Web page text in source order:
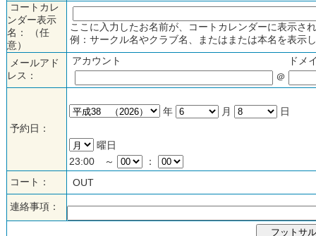
コートカレ
ンダー表示
名： （任
意）
ここに入力したお名前が、コートカレンダーに表示
例：サークル名やクラブ名、またはまたは本名を表示
メールアド
レス：
アカウント
ドメ
＠
予約日：
年 月 日
曜日
23:00 ～
：
コート：
OUT
連絡事項：